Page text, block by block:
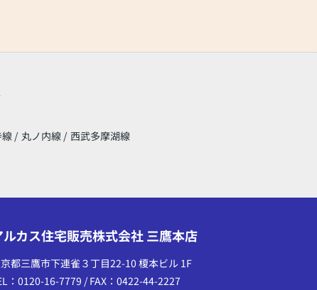
/ 丸ノ内線 / 西武多摩湖線
ルカス住宅販売株式会社 三鷹本店
都三鷹市下連雀３丁目22-10 榎本ビル 1F
：0120-16-7779 / FAX：0422-44-2227